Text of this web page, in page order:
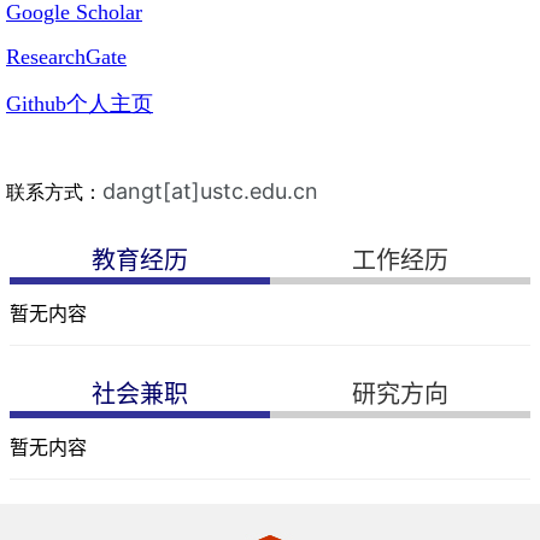
教育经历 工作经历
暂无内容
社会兼职 研究方向
暂无内容